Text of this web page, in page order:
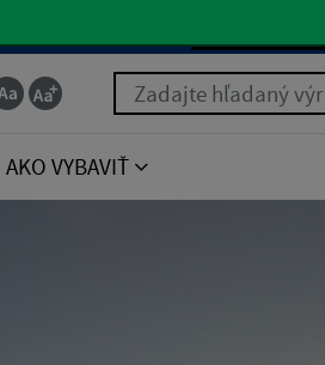
Zadajte hľadaný výraz
AKO VYBAVIŤ